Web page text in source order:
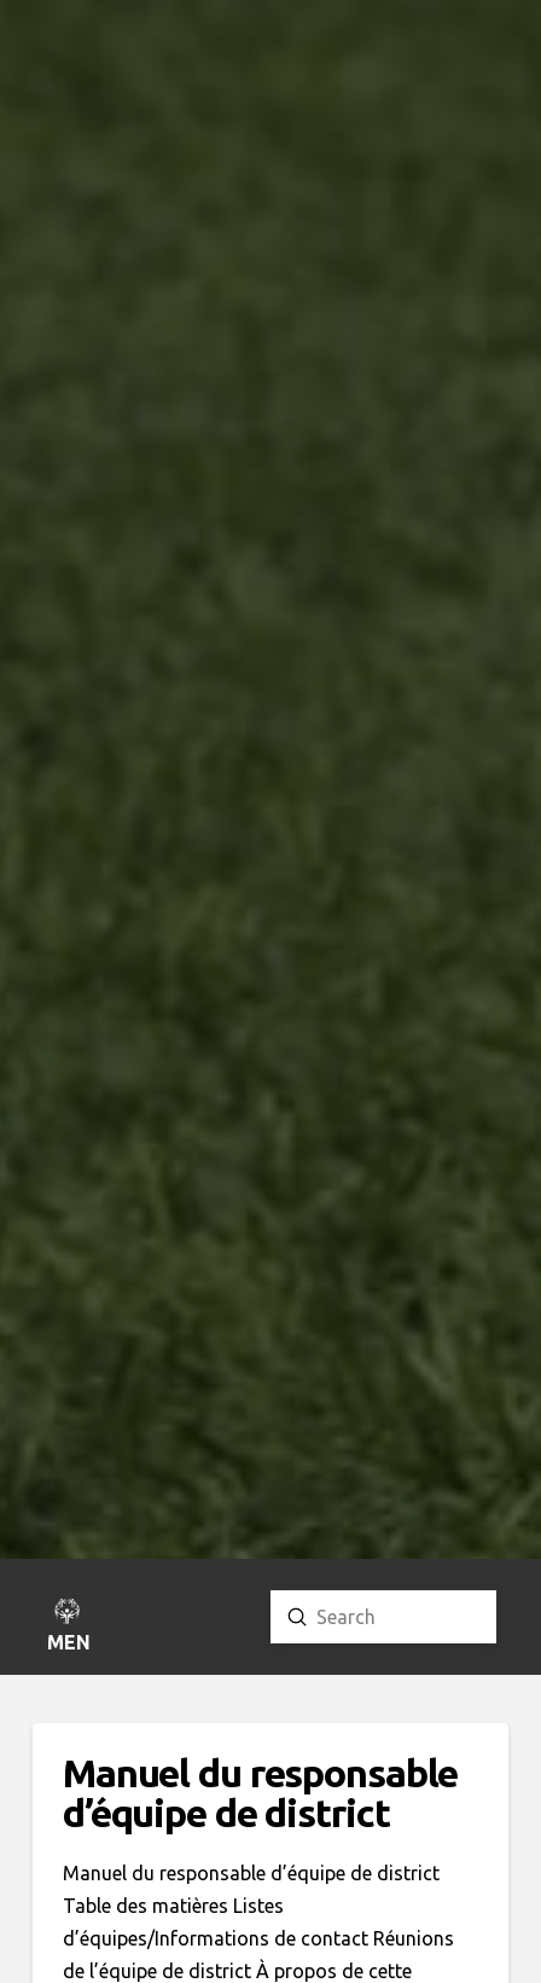
MENU
Search
Submit
Manuel du responsable
d’équipe de district
Manuel du responsable d’équipe de district
Table des matières Listes
d’équipes/Informations de contact Réunions
de l’équipe de district À propos de cette